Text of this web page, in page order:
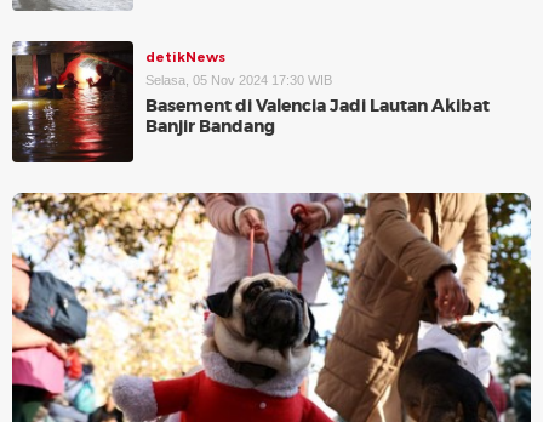
detikNews
Selasa, 05 Nov 2024 17:30 WIB
Basement di Valencia Jadi Lautan Akibat
Banjir Bandang